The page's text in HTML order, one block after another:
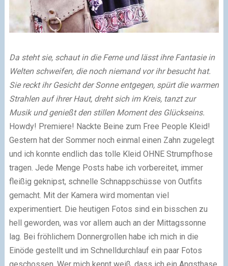
Da steht sie, schaut in die Ferne und lässt ihre Fantasie in
Welten schweifen, die noch niemand vor ihr besucht hat.
Sie reckt ihr Gesicht der Sonne entgegen, spürt die warmen
Strahlen auf ihrer Haut, dreht sich im Kreis, tanzt zur
Musik und genießt den stillen Moment des Glückseins.
Howdy! Premiere! Nackte Beine zum Free People Kleid!
Gestern hat der Sommer noch einmal einen Zahn zugelegt
und ich konnte endlich das tolle Kleid OHNE Strumpfhose
tragen. Jede Menge Posts habe ich vorbereitet, immer
fleißig geknipst, schnelle Schnappschüsse von Outfits
gemacht. Mit der Kamera wird momentan viel
experimentiert. Die heutigen Fotos sind ein bisschen zu
hell geworden, was vor allem auch an der Mittagssonne
lag. Bei fröhlichem Donnergrollen habe ich mich in die
Einöde gestellt und im Schnelldurchlauf ein paar Fotos